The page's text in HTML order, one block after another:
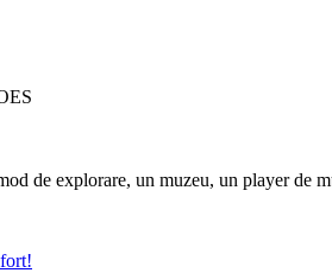
de explorare, un muzeu, un player de